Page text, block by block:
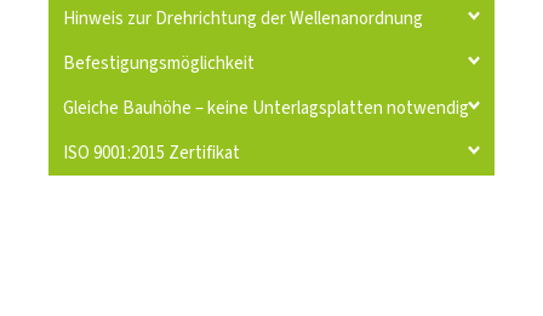
Hinweis zur Drehrichtung der Wellenanordnung
Befestigungsmöglichkeit
Gleiche Bauhöhe – keine Unterlagsplatten notwendig
ISO 9001:2015 Zertifikat